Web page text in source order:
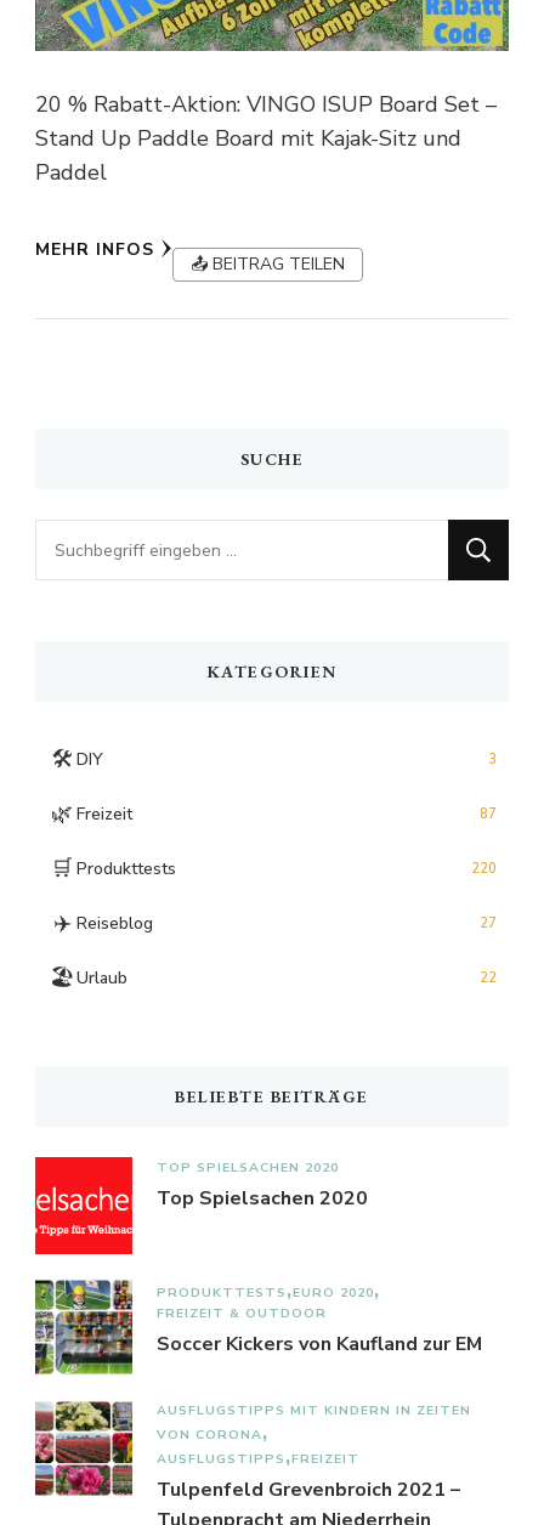
20 % Rabatt-Aktion: VINGO ISUP Board Set –
Stand Up Paddle Board mit Kajak-Sitz und
Paddel
MEHR INFOS
📤 BEITRAG TEILEN
SUCHE
Looking
for
KATEGORIEN
🛠️ DIY 3
🌿 Freizeit 87
🛒 Produkttests 220
✈️ Reiseblog 27
🏖️Urlaub 22
BELIEBTE BEITRÄGE
TOP SPIELSACHEN 2020
Top Spielsachen 2020
PRODUKTTESTS EURO 2020
FREIZEIT & OUTDOOR
Soccer Kickers von Kaufland zur EM
AUSFLUGSTIPPS MIT KINDERN IN ZEITEN
VON CORONA
AUSFLUGSTIPPS FREIZEIT
Tulpenfeld Grevenbroich 2021 –